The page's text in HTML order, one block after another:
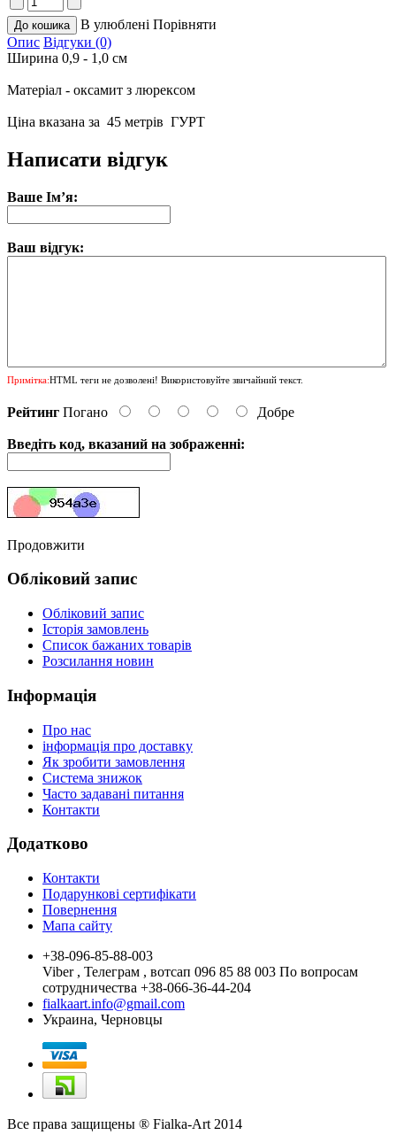
В улюблені Порівняти
Опис Відгуки (0)
Ширина 0,9 - 1,0 см
Матеріал - оксамит з люрексом
Ціна вказана за 45 метрiв ГУРТ
Написати відгук
Ваше Ім’я:
Ваш відгук:
Примітка:HTML теги не дозволені! Використовуйте звичайний текст.
Рейтинг Погано Добре
Введіть код, вказаний на зображенні:
Продовжити
Обліковий запис
Обліковий запис
Історія замовлень
Список бажаних товарів
Розсилання новин
Інформація
Про нас
інформація про доставку
Як зробити замовлення
Система знижок
Часто задавані питання
Контакти
Додатково
Контакти
Подарункові сертифікати
Повернення
Мапа сайту
+38-096-85-88-003
Viber , Телеграм , вотсап 096 85 88 003 По вопросам
сотрудничества +38-066-36-44-204
fialkaart.info@gmail.com
Украина, Черновцы
Все права защищены ® Fialka-Art 2014